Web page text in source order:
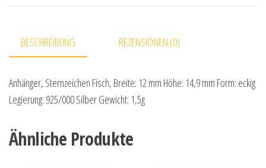
BESCHREIBUNG REZENSIONEN (0)
Anhänger, Sternzeichen Fisch, Breite: 12 mm Höhe: 14,9 mm Form: eckig
Legierung: 925/000 Silber Gewicht: 1,5g
Ähnliche Produkte